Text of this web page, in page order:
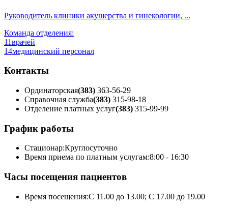
Руководитель клиники акушерства и гинекологии, ...
Команда отделения:
11врачей
14медицинский персонал
Контакты
Ординаторская(383) 363-56-29
Справочная служба(383) 315-98-18
Отделение платных услуг(383) 315-99-99
График работы
Стационар:Круглосуточно
Время приема по платным услугам:8:00 - 16:30
Часы посещения пациентов
Время посещения:С 11.00 до 13.00; С 17.00 до 19.00